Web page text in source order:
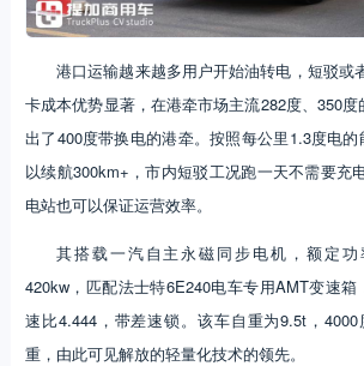
港口运输越来越多用户开始油转电，短驳或
卡成本优势显著，在港牵市场主流282度、350
出了400度带换电的港牵。按照每公里1.3度电
以续航300km+，市内短驳工况跑一天不需要充
电站也可以保证运营效率。
其搭载一汽自主永磁同步电机，额定功
420kw，匹配法士特6E240电车专用AMT变速箱
速比4.444，带差速锁。该车自重为9.5t，
重，由此可见解放的轻量化技术的领先。